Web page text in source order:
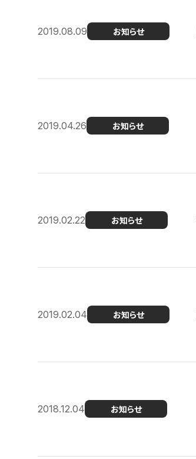
2019.08.09 お知らせ
2019.04.26 お知らせ
2019.02.22 お知らせ
2019.02.04 お知らせ
2018.12.04 お知らせ